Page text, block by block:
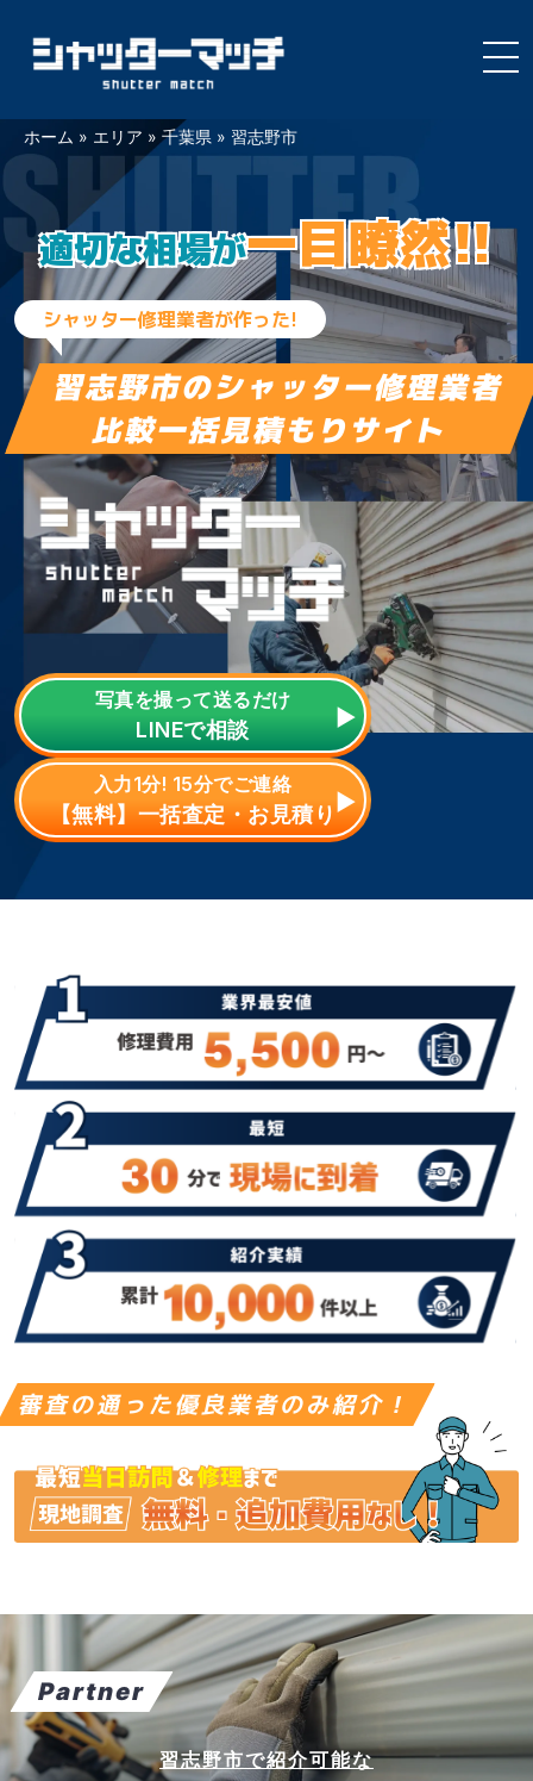
Skip
to
content
ホーム » エリア » 千葉県 » 習志野市
適切な相場が一目瞭然!!
シャッター修理業者が作った!
習志野市のシャッター修理業者
比較一括見積もりサイト
写真を撮って送るだけ
LINEで相談
入力1分! 15分でご連絡
【無料】一括査定・お見積り
審査の通った優良業者のみ紹介！
Partner
習志野市で紹介可能な